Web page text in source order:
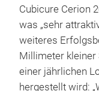
Cubicure Cerion
was „sehr
weiteres
Millimeter kleiner
einer jährlichen
hergestellt wird: